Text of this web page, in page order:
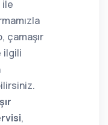
ile
çamaşır
ilgili
,